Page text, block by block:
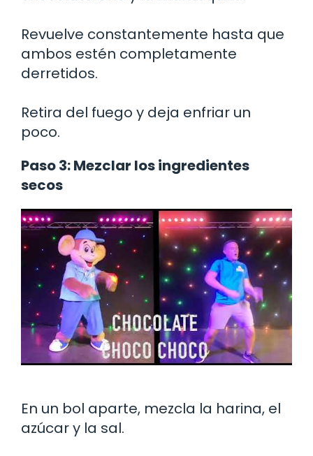
Revuelve constantemente hasta que
ambos estén completamente
derretidos.
Retira del fuego y deja enfriar un
poco.
Paso 3: Mezclar los ingredientes
secos
En un bol aparte, mezcla la harina, el
azúcar y la sal.